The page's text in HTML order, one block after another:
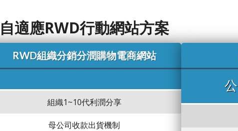
自適應RWD行動網站方案
RWD組織分銷分潤購物電商網站
組織1~10代利潤分享
母公司收款出貨機制
公